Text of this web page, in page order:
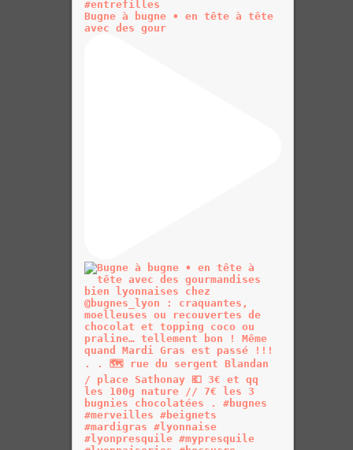
Bugne à bugne • en tête à tête
avec des gour